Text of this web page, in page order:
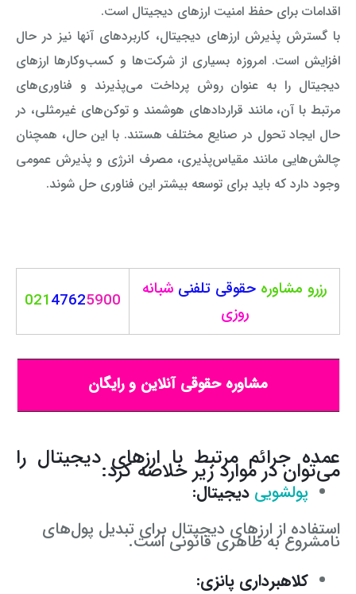
اقدامات برای حفظ امنیت ارزهای دیجیتال است.
با گسترش پذیرش ارزهای دیجیتال، کاربردهای آنها نیز در حال
افزایش است. امروزه بسیاری از شرکت‌ها و کسب‌وکارها ارزهای
دیجیتال را به عنوان روش پرداخت می‌پذیرند و فناوری‌های
مرتبط با آن، مانند قراردادهای هوشمند و توکن‌های غیرمثلی، در
حال ایجاد تحول در صنایع مختلف هستند. با این حال، همچنان
چالش‌هایی مانند مقیاس‌پذیری، مصرف انرژی و پذیرش عمومی
وجود دارد که باید برای توسعه بیشتر این فناوری حل شوند.
رزرو مشاوره حقوقی تلفنی شبانه
روزی
02147625900
مشاوره حقوقی آنلاین و رایگان
عمده جرائم مرتبط با ارزهای دیجیتال را
می‌توان در موارد زیر خلاصه کرد:
پولشویی دیجیتال:
استفاده از ارزهای دیجیتال برای تبدیل پول‌های
نامشروع به ظاهری قانونی است.
کلاهبرداری پانزی: